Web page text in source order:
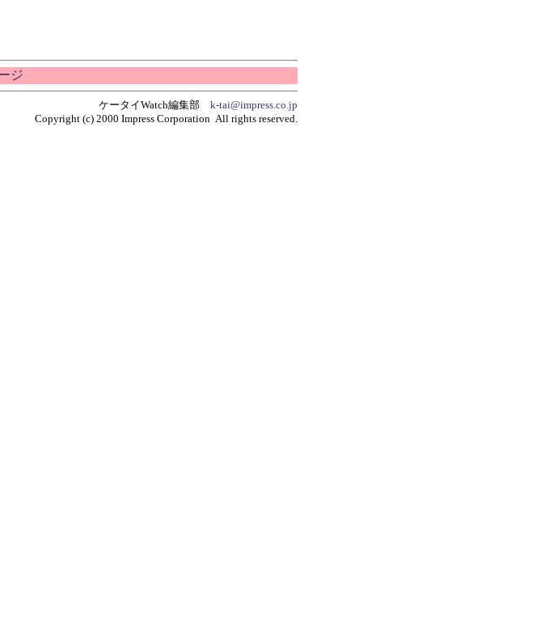
ジ
ケータイWatch編集部 k-tai@impress.co.jp
Copyright (c) 2000 Impress Corporation All rights reserved.